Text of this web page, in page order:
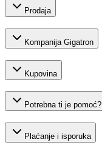
Prodaja
Kompanija Gigatron
Kupovina
Potrebna ti je pomoć?
Plaćanje i isporuka